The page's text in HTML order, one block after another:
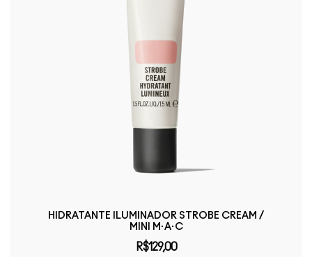
HIDRATANTE ILUMINADOR STROBE CREAM /
MINI M·A·C
R$129,00